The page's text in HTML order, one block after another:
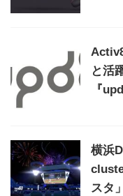
と活
『
横浜
スタ